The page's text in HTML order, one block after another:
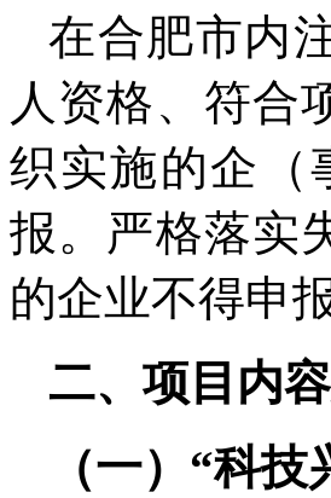
在合肥市内
人资格、符合
织实施的企（
报。严格落实
的企业不得申报
二、项目内
（一）“科技